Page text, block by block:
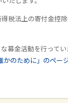
税法上の寄付金控
募金活動を行ってい
かのために」のペー